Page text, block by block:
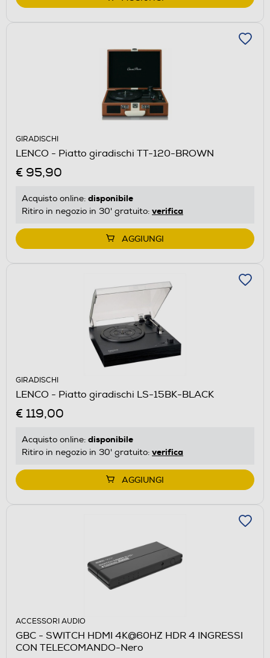
GIRADISCHI
LENCO - Piatto giradischi TT-120-BROWN
€ 95,90
Acquisto online: disponibile
Ritiro in negozio in 30' gratuito: verifica
AGGIUNGI
GIRADISCHI
LENCO - Piatto giradischi LS-15BK-BLACK
€ 119,00
Acquisto online: disponibile
Ritiro in negozio in 30' gratuito: verifica
AGGIUNGI
ACCESSORI AUDIO
GBC - SWITCH HDMI 4K@60HZ HDR 4 INGRESSI
CON TELECOMANDO-Nero